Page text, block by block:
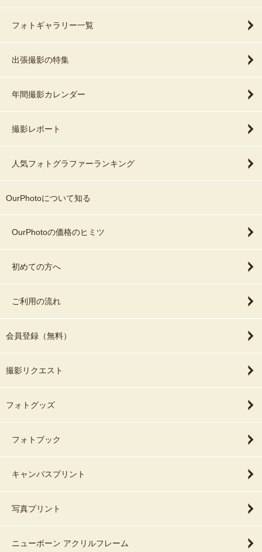
フォトギャラリー一覧
出張撮影の特集
年間撮影カレンダー
撮影レポート
人気フォトグラファーランキング
OurPhotoについて知る
OurPhotoの価格のヒミツ
初めての方へ
ご利用の流れ
会員登録（無料）
撮影リクエスト
フォトグッズ
フォトブック
キャンバスプリント
写真プリント
ニューボーン アクリルフレーム